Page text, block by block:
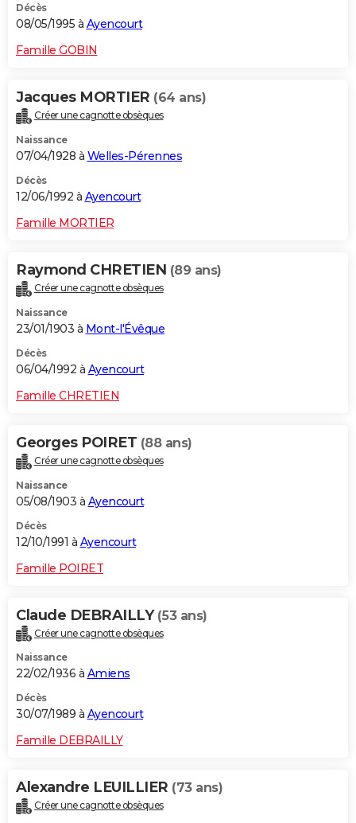
Décès
08/05/1995 à Ayencourt
Famille GOBIN
Jacques MORTIER (64 ans)
Créer une cagnotte obsèques
Naissance
07/04/1928 à Welles-Pérennes
Décès
12/06/1992 à Ayencourt
Famille MORTIER
Raymond CHRETIEN (89 ans)
Créer une cagnotte obsèques
Naissance
23/01/1903 à Mont-l'Évêque
Décès
06/04/1992 à Ayencourt
Famille CHRETIEN
Georges POIRET (88 ans)
Créer une cagnotte obsèques
Naissance
05/08/1903 à Ayencourt
Décès
12/10/1991 à Ayencourt
Famille POIRET
Claude DEBRAILLY (53 ans)
Créer une cagnotte obsèques
Naissance
22/02/1936 à Amiens
Décès
30/07/1989 à Ayencourt
Famille DEBRAILLY
Alexandre LEUILLIER (73 ans)
Créer une cagnotte obsèques